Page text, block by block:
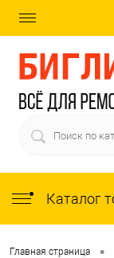
Каталог
Главная страница •